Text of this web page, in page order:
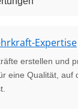
Expertise
erstellen und
eine Qualität, auf